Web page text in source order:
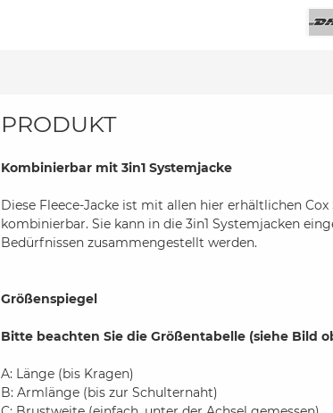
PRODUKT
Kombinierbar mit 3in1 Systemjacke
Diese Fleece-Jacke ist mit allen hier erhältlichen
kombinierbar. Sie kann in die 3in1 Systemjacken
Bedürfnissen zusammengestellt werden.
Größenspiegel
Bitte beachten Sie die Größentabelle (siehe Bild
A: Länge (bis Kragen)
B: Armlänge (bis zur Schulternaht)